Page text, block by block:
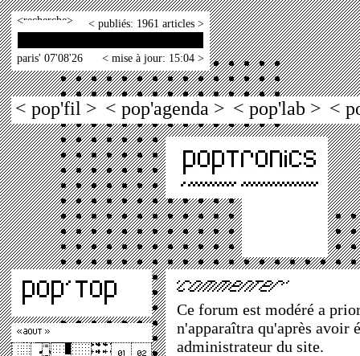
< > < publiés: 1961 articles >
paris' 07'08'26 < mise à jour: 15:04 >
< pop'fil > < pop'agenda > < pop'lab > <
Ce forum est modéré a
n'apparaîtra qu'après avoir
administrateur du site.